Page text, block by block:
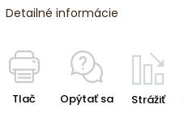
Detailné informácie
Tlač Opýtať sa Strážiť